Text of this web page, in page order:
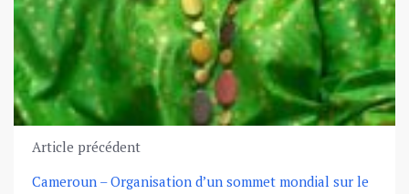
Article précédent
Cameroun – Organisation d’un sommet mondial sur le